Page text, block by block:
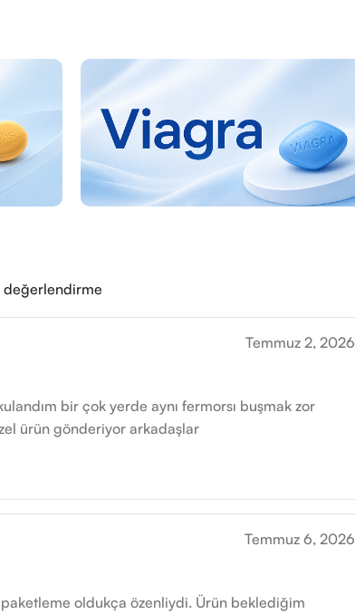
değerlendirme
Temmuz 2, 2026
bir çok yerde aynı fermorsı buşmak zor
ürün gönderiyor arkadaşlar
Temmuz 6, 2026
paketleme oldukça özenliydi. Ürün beklediğim